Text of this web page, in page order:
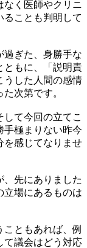
なく医師やクリニ
ることも判明して
過ぎた、身勝手な
ともに、「説明責
うした人間の感情
次第です。
て今回の立てこ
手極まりない昨今
を感じてなりませ
、先にありました
立場にあるものは
ともあれば、例
て議会はどう対応